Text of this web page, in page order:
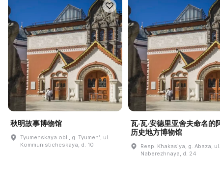
秋明故事博物馆
Tyumenskaya obl., g. Tyumenʹ, ul.
Kommunisticheskaya, d. 10
瓦·瓦·安德里亚舍夫命名的
历史地方博物馆
Resp. Khakasiya, g. Abaza, ul.
Naberezhnaya, d. 24